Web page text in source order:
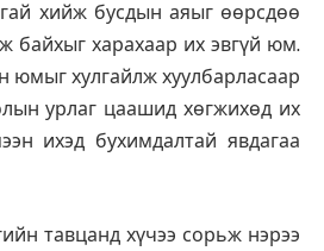
хийж бусдын аяыг өөрсдөө
байхыг харахаар их эвгүй юм.
юмыг хулгайлж хуулбарласаар
урлаг цаашид хөгжихөд их
ихэд бухимдалтай явдагаа
тавцанд хүчээ сорьж нэрээ